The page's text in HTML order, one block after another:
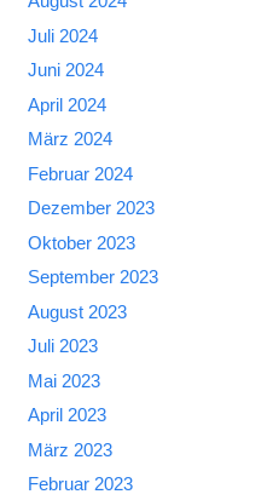
Juli 2024
Juni 2024
April 2024
März 2024
Februar 2024
Dezember 2023
Oktober 2023
September 2023
August 2023
Juli 2023
Mai 2023
April 2023
März 2023
Februar 2023